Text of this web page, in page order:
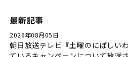
最新記事
2026年08月05日
朝日放送テレビ『土曜のにぼしい